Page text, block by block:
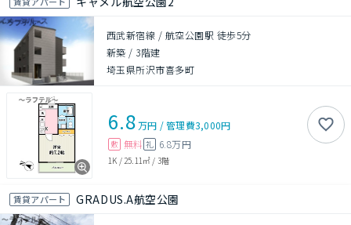
西武新宿線 / 航空公園駅 徒歩5分
新築 / 3階建
埼玉県所沢市喜多町
6.8万円 /管理費3,000円
敷 無料 礼 6.8万円
1K / 25.11㎡ / 3階
賃貸アパート GRADUS.A航空公園